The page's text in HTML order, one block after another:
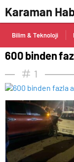
Karaman
Bilim & Teknoloji
600 binden
1